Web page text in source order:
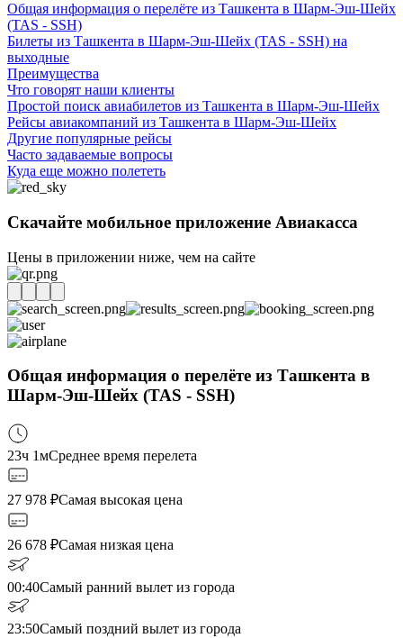
Общая информация о перелёте из Ташкента в Шарм-Эш-Шейх
(TAS - SSH)
Билеты из Ташкента в Шарм-Эш-Шейх (TAS - SSH) на
выходные
Преимущества
Что говорят наши клиенты
Простой поиск авиабилетов из Ташкента в Шарм-Эш-Шейх
Рейсы авиакомпаний из Ташкента в Шарм-Эш-Шейх
Другие популярные рейсы
Часто задаваемые вопросы
Куда еще можно полететь
Скачайте мобильное приложение Авиакасса
Цены в приложении ниже, чем на сайте
Общая информация о перелёте из Ташкента в
Шарм-Эш-Шейх (TAS - SSH)
23ч 1мСреднее время перелета
27 978 ₽Самая высокая цена
26 678 ₽Самая низкая цена
00:40Самый ранний вылет из города
23:50Самый поздний вылет из города